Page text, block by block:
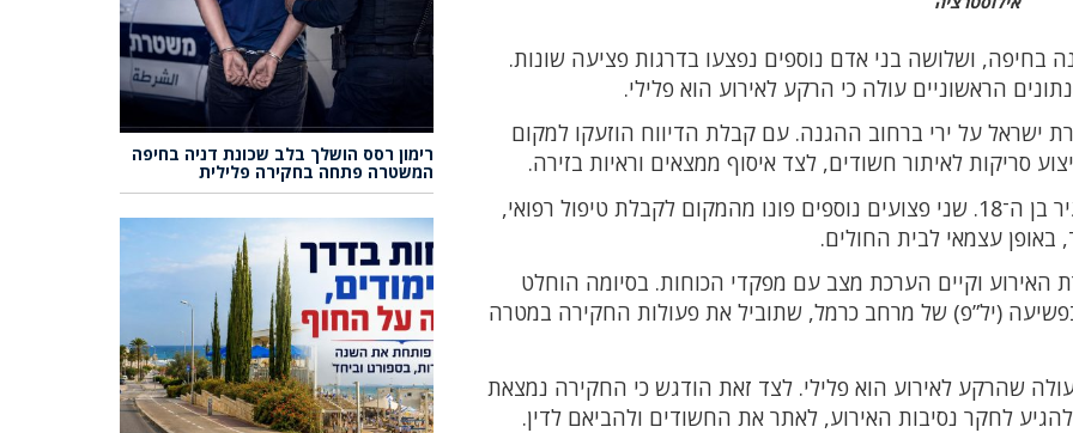
ההגנה בחיפה, ושלושה בני אדם נוספים נפצעו בדרגות פציעה שונות.
הראשוניים עולה כי הרקע לאירוע הוא פלילי.
דיווח במוקד 100 של משטרת ישראל על ירי ברחוב ההגנה. עם קבלת הדיווח הוזעקו למקום
סריקות לאיתור חשודים, לצד איסוף ממצאים וראיות בזירה.
על פי גורמי הרפואה, בזירה נקבע מותו של הצעיר בן ה־18. שני פצועים נוספים פונו מהמקום לקבלת טיפול רפואי,
עצמאי לבית החולים.
האירוע וקיים הערכת מצב עם מפקדי הכוחות. בסיומה הוחלט
(יל”פ) של מרחב כרמל, שתוביל את פעולות החקירה במטרה
שהרקע לאירוע הוא פלילי. לצד זאת הודגש כי החקירה נמצאת
לחקר נסיבות האירוע, לאתר את החשודים ולהביאם לדין.
רימון רסס הושלך בלב שכונת דניה בחיפה
המשטרה פתחה בחקירה פלילית